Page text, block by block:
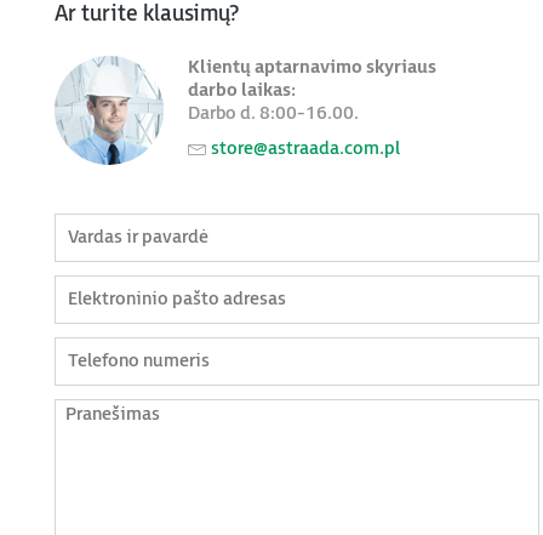
Ar turite klausimų?
Klientų aptarnavimo skyriaus
darbo laikas:
Darbo d. 8:00-16.00.
store@astraada.com.pl